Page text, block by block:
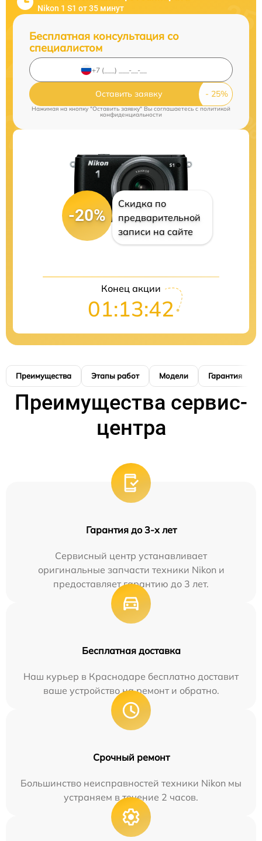
Nikon 1 S1 от 35 минут
Бесплатная консультация со
специалистом
Оставить заявку
Нажимая на кнопку "Оставить заявку" Вы соглашаетесь cполитикой
конфиденциальности
-20%
Скидка по
предварительной
записи на сайте
Конец акции
01:13:41
Преимущества Этапы работ Модели Гарантия
Преимущества сервис-
центра
Гарантия до 3-х лет
Сервисный центр устанавливает
оригинальные запчасти техники Nikon и
предоставляет гарантию до 3 лет.
Бесплатная доставка
Наш курьер в Краснодаре бесплатно доставит
ваше устройство на ремонт и обратно.
Срочный ремонт
Большинство неисправностей техники Nikon мы
устраняем в течение 2 часов.